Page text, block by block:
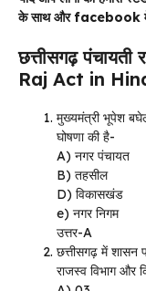
के साथ और facebook
छत्तीसगढ़
Raj Act in
मुख्यमंत्री भूपेश
घोषणा की है-
A) नगर पंचायत
B) तहसील
D) विकासखंड
e) नगर निगम
उत्तर-A
छत्तीसगढ़ में शासन
राजस्व विभाग और